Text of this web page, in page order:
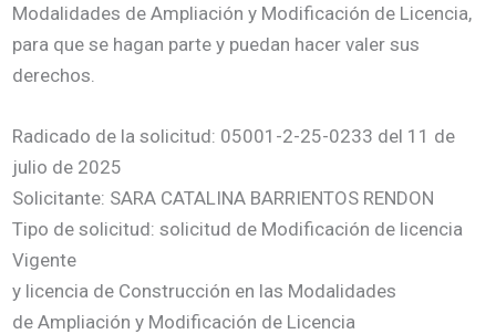
Modalidades de Ampliación y Modificación de Licencia,
para que se hagan parte y puedan hacer valer sus
derechos.
Radicado de la solicitud: 05001-2-25-0233 del 11 de
julio de 2025
Solicitante: SARA CATALINA BARRIENTOS RENDON
Tipo de solicitud: solicitud de Modificación de licencia
Vigente
y licencia de Construcción en las Modalidades
de Ampliación y Modificación de Licencia